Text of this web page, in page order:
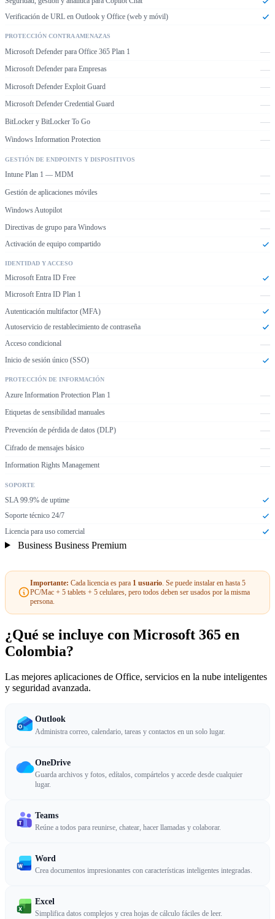
Verificación de URL en Outlook y Office (web y móvil)
PROTECCIÓN CONTRA AMENAZAS
Microsoft Defender para Office 365 Plan 1 —
Microsoft Defender para Empresas —
Microsoft Defender Exploit Guard —
Microsoft Defender Credential Guard —
BitLocker y BitLocker To Go —
Windows Information Protection —
GESTIÓN DE ENDPOINTS Y DISPOSITIVOS
Intune Plan 1 — MDM —
Gestión de aplicaciones móviles —
Windows Autopilot —
Directivas de grupo para Windows —
Activación de equipo compartido
IDENTIDAD Y ACCESO
Microsoft Entra ID Free
Microsoft Entra ID Plan 1
—
Autenticación multifactor (MFA)
Autoservicio de restablecimiento de contraseña
Acceso condicional
—
Inicio de sesión único (SSO)
PROTECCIÓN DE INFORMACIÓN
Azure Information Protection Plan 1 —
Etiquetas de sensibilidad manuales —
Prevención de pérdida de datos (DLP) —
Cifrado de mensajes básico —
Information Rights Management —
SOPORTE
SLA 99.9% de uptime
Soporte técnico 24/7
Licencia para uso comercial
Business Business Premium
Importante: Cada licencia es para 1 usuario . Se puede instalar en hasta 5
PC/Mac + 5 tablets + 5 celulares, pero todos deben ser usados por la misma
persona.
¿Qué se incluye con Microsoft 365 en
Colombia?
Las mejores aplicaciones de Office, servicios en la nube inteligentes
y seguridad avanzada.
Outlook
Administra correo, calendario, tareas y contactos en un solo lugar.
OneDrive
Guarda archivos y fotos, edítalos, compártelos y accede desde cualquier
lugar.
Teams
Reúne a todos para reunirse, chatear, hacer llamadas y colaborar.
Word
Crea documentos impresionantes con características inteligentes integradas.
Excel
Simplifica datos complejos y crea hojas de cálculo fáciles de leer.